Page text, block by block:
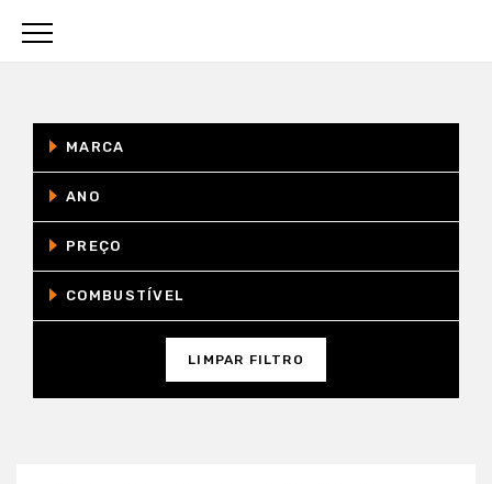
MARCA
ANO
PREÇO
COMBUSTÍVEL
LIMPAR FILTRO